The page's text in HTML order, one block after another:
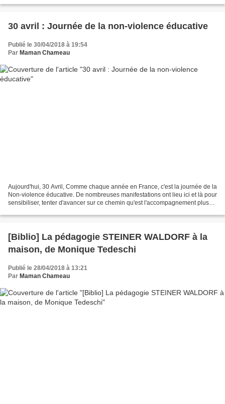
30 avril : Journée de la non-violence éducative
Publié le 30/04/2018 à 19:54
Par Maman Chameau
Aujourd'hui, 30 Avril, Comme chaque année en France, c'est la journée de la
Non-violence éducative. De nombreuses manifestations ont lieu ici et là pour
sensibiliser, tenter d'avancer sur ce chemin qu'est l'accompagnement plus
[Biblio] La pédagogie STEINER WALDORF à la
maison, de Monique Tedeschi
Publié le 28/04/2018 à 13:21
Par Maman Chameau